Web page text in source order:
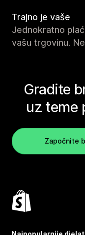
Trajno je vaše
Jednokratno
vašu trgovinu.
Gradite
uz teme
Započnite